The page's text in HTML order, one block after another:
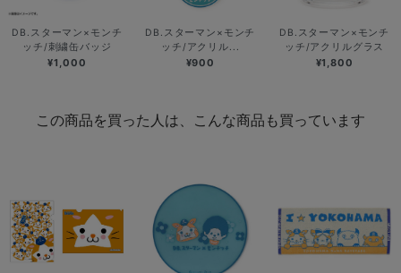
DB.スターマン×モンチ
ッチ/刺繍缶バッジ
¥1,000
DB.スターマン×モンチ
ッチ/アクリル...
¥900
DB.スターマン×モンチ
ッチ/アクリルグラス
¥1,800
この商品を買った人は、こんな商品も買っています